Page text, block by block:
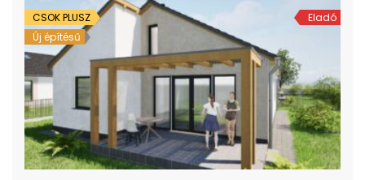
CSOK PLUSZ
Új építésű
Eladó